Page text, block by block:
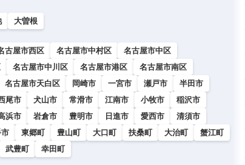
大曽根
古屋市西区 名古屋市中村区
名古屋市中区
名古屋市中川区 名古屋市港区
名古屋市南区
名古屋市天白区 岡崎市 一宮市 瀬戸市
半田市
尾市 犬山市 常滑市 江南市 小牧市
稲沢市
浜市 岩倉市 豊明市 日進市 愛西市
清須市
東郷町 豊山町 大口町 扶桑町 大治町
蟹江町
武豊町 幸田町